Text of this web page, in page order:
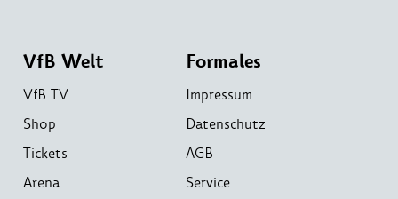
VfB Welt
VfB TV
Shop
Tickets
Arena
Formales
Impressum
Datenschutz
AGB
Service